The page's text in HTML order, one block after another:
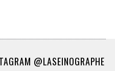
@LASEINOGRAPHE